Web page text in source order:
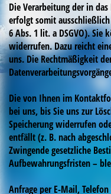
Die Verarbeitung der in
erfolgt somit
6 Abs. 1 lit. a DSGVO).
widerrufen. Dazu reicht
uns. Die Rechtmäßigkeit
Die von Ihnen im
bei uns, bis Sie uns zur
Speicherung widerrufen
entfällt (z. B. nach
Zwingende gesetzliche
Aufbewahrungsfristen –
Anfrage per E-Mail,